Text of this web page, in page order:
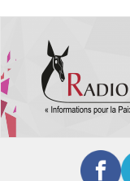
contenu
principal